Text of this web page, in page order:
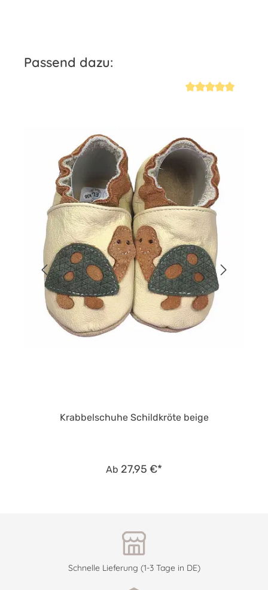
Produktgalerie überspringen
Passend dazu:
Krabbelschuhe Schildkröte beige
Ab 27,95 €*
Schnelle Lieferung (1-3 Tage in DE)